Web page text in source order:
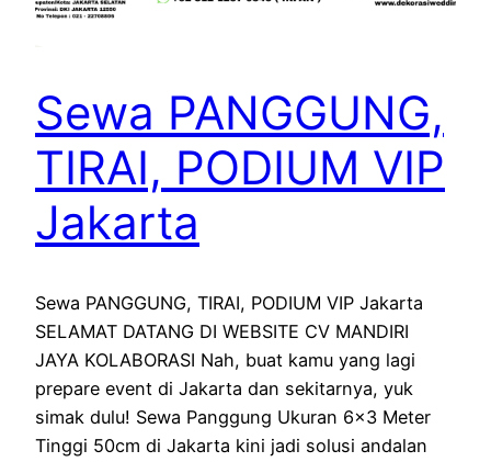
Sewa PANGGUNG,
TIRAI, PODIUM VIP
Jakarta
Sewa PANGGUNG, TIRAI, PODIUM VIP Jakarta
SELAMAT DATANG DI WEBSITE CV MANDIRI
JAYA KOLABORASI Nah, buat kamu yang lagi
prepare event di Jakarta dan sekitarnya, yuk
simak dulu! Sewa Panggung Ukuran 6×3 Meter
Tinggi 50cm di Jakarta kini jadi solusi andalan